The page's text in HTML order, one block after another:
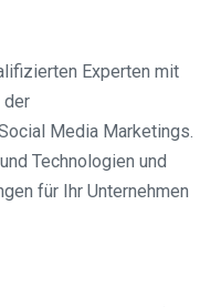
Experten mit
der
Media Marketings.
Technologien und
für Ihr Unternehmen